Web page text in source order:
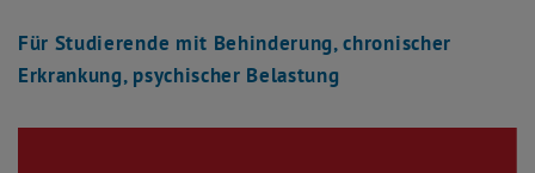
Für Studierende mit Behinderung, chronischer
Erkrankung, psychischer Belastung